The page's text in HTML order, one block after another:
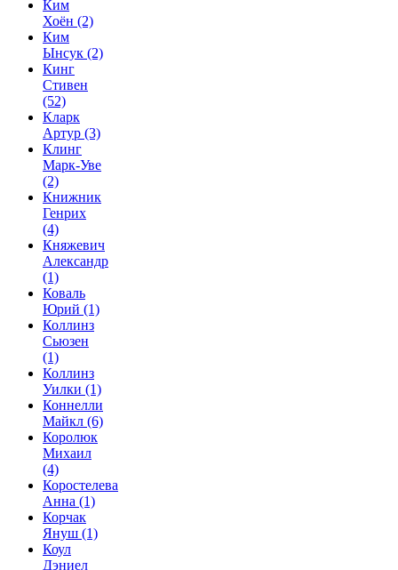
Ким
Хоён (2)
Ким
Ынсук (2)
Кинг
Стивен
(52)
Кларк
Артур (3)
Клинг
Марк-Уве
(2)
Книжник
Генрих
(4)
Княжевич
Александр
(1)
Коваль
Юрий (1)
Коллинз
Сьюзен
(1)
Коллинз
Уилки (1)
Коннелли
Майкл (6)
Королюк
Михаил
(4)
Коростелева
Анна (1)
Корчак
Януш (1)
Коул
Дэниел